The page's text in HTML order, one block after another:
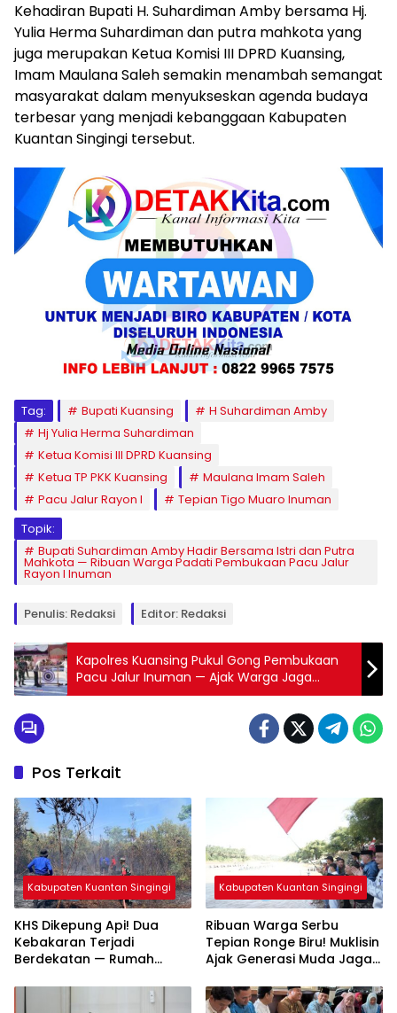
Kehadiran Bupati H. Suhardiman Amby bersama Hj.
Yulia Herma Suhardiman dan putra mahkota yang
juga merupakan Ketua Komisi III DPRD Kuansing,
Imam Maulana Saleh semakin menambah semangat
masyarakat dalam menyukseskan agenda budaya
terbesar yang menjadi kebanggaan Kabupaten
Kuantan Singingi tersebut.
Tag: Bupati Kuansing
H Suhardiman Amby
Hj Yulia Herma Suhardiman
Ketua Komisi III DPRD Kuansing
Ketua TP PKK Kuansing
Maulana Imam Saleh
Pacu Jalur Rayon I
Tepian Tigo Muaro Inuman
Topik:
Bupati Suhardiman Amby Hadir Bersama Istri dan Putra
Mahkota — Ribuan Warga Padati Pembukaan Pacu Jalur
Rayon I Inuman
Penulis: Redaksi Editor: Redaksi
Kapolres Kuansing Pukul Gong Pembukaan
Pacu Jalur Inuman — Ajak Warga Jaga
Kamtibmas
Pos Terkait
Kabupaten Kuantan Singingi
KHS Dikepung Api! Dua
Kebakaran Terjadi
Berdekatan — Rumah
Terbakar
Kabupaten Kuantan Singingi
Ribuan Warga Serbu
Tepian Ronge Biru! Muklisin
Ajak Generasi Muda Jaga